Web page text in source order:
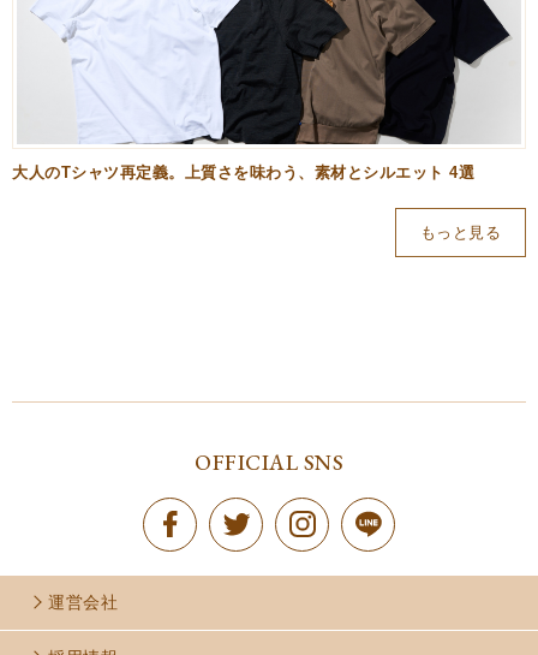
大人のTシャツ再定義。上質さを味わう、素材とシルエット 4選
もっと見る
OFFICIAL SNS
運営会社